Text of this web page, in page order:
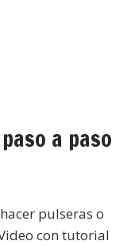
a paso
pulseras o
con tutorial